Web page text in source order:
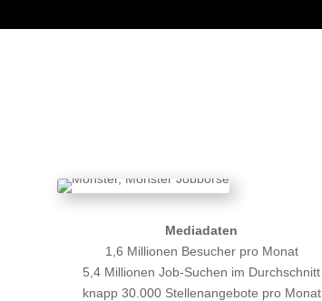
Mediadaten
1,6 Millionen Besucher pro Monat
5,4 Millionen Job-Suchen im Durchschnitt
knapp 30.000 Stellenangebote pro Monat